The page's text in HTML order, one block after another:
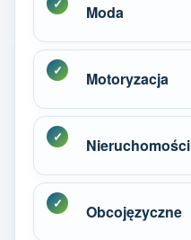
Moda
Motoryzacja
Nieruchomości
Obcojęzyczne